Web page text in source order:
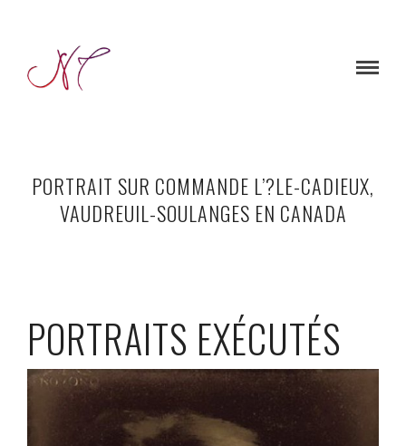
PORTRAIT SUR COMMANDE L’?LE-CADIEUX,
VAUDREUIL-SOULANGES EN CANADA
PORTRAITS EXÉCUTÉS